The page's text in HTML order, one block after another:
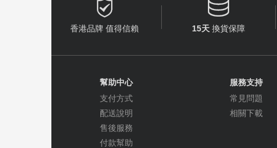

香港品牌 值得信賴

15天 換貨保障
幫助中心
支付方式
配送說明
售後服務
付款幫助
服務支持
常見問題
相關下載